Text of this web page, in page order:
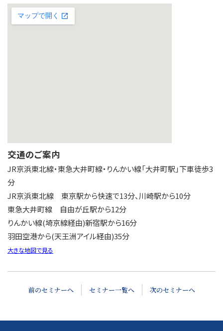
交通のご案内
JR京浜東北線・東急大井町線・りんかい線「大井町駅」下車徒歩3
分
JR京浜東北線 東京駅から快速で13分、川崎駅から10分
東急大井町線 自由が丘駅から12分
りんかい線(埼京線経由)新宿駅から16分
羽田空港から(天王洲アイル経由)35分
大きな地図で見る
前のセミナーへ セミナー一覧へ 次のセミナーへ